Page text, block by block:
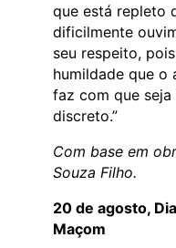
que está repleto
dificilmente
seu respeito,
humildade que o
faz com que seja
discreto.”
Com base em
Souza Filho.
20 de agosto,
Maçom